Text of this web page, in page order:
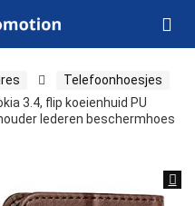
Telefoonhoesjes
3.4, flip koeienhuid PU
lederen beschermhoes